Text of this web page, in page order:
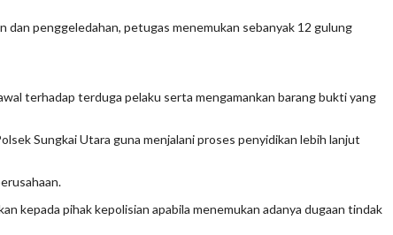
dan penggeledahan, petugas menemukan sebanyak 12 gulung
terhadap terduga pelaku serta mengamankan barang bukti yang
Sungkai Utara guna menjalani proses penyidikan lebih lanjut
kepada pihak kepolisian apabila menemukan adanya dugaan tindak